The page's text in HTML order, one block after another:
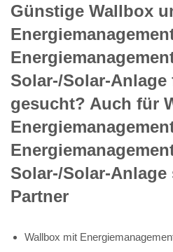
Günstige Wallbox
Solar-/Solar-Anlage
gesucht? Auch für
Solar-/Solar-
Partner
Wallbox mit